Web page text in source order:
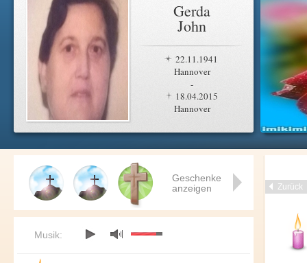
Gerda
John
22.11.1941
Hannover
-
18.04.2015
Hannover
Zurück
Geschenke
anzeigen
Musik: